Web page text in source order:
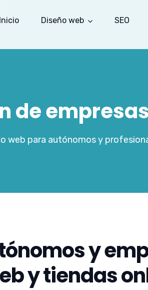
Inicio Diseño web SEO
de
web para autónomos y
y
y tiendas